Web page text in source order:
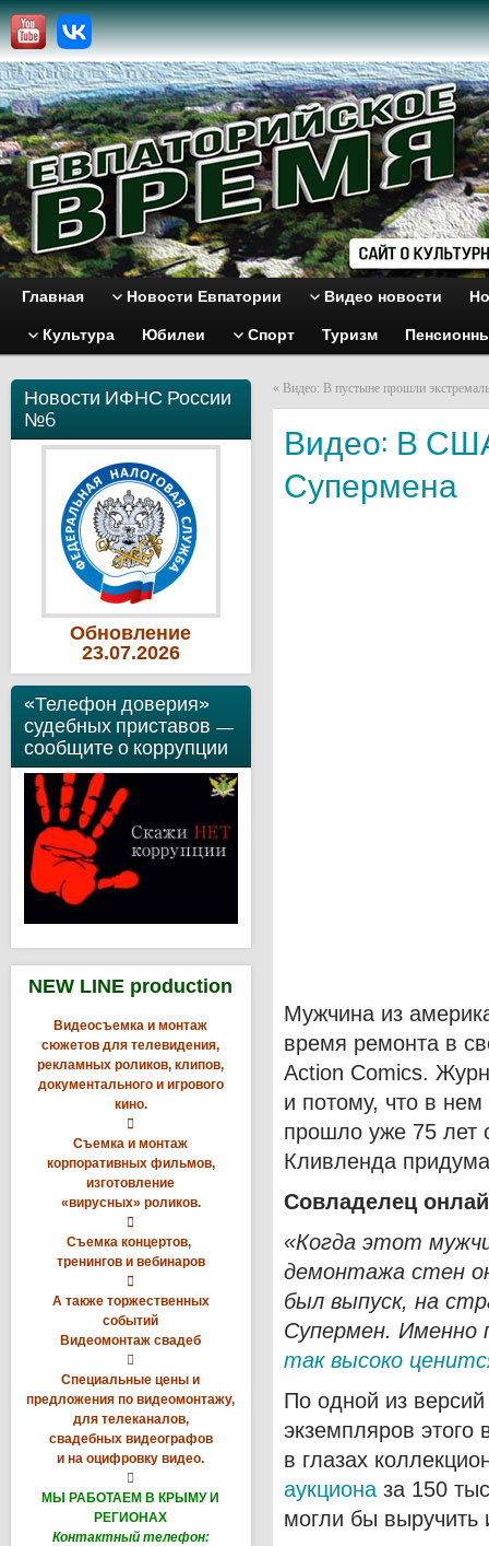
Главная Новости Евпатории Видео новости
Культура Юбилеи Спорт Туризм
Новости ИФНС России
№6
Обновление
23.07.2026
«Телефон доверия»
судебных приставов —
сообщите о коррупции
NEW LINE production
Видеосъемка и монтаж
сюжетов для телевидения,
рекламных роликов, клипов,
документального и игрового
кино.

Съемка и монтаж
корпоративных фильмов,
изготовление
«вирусных» роликов.

Съемка концертов,
тренингов и вебинаров

А также торжественных
событий
Видеомонтаж свадеб

Специальные цены и
предложения по видеомонтажу,
для телеканалов,
свадебных видеографов
и на оцифровку видео.

МЫ РАБОТАЕМ В КРЫМУ И
РЕГИОНАХ
Контактный телефон:
« Видео: В пустыне прошли
Видео: В
Супермена
Мужчина из
время ремонта в
Action Comics.
и потому, что в
прошло уже 75 лет
Кливленда
Совладелец
«Когда этот
демонтажа стен
был выпуск, на
Супермен. Именно
так высоко
По одной из
экземпляров этого
в глазах
аукциона за 150
могли бы выручить